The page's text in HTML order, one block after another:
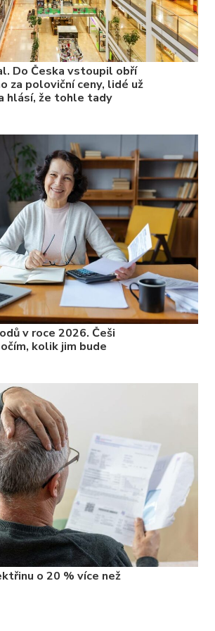
Do Česka vstoupil obří
za poloviční ceny, lidé už
hlásí, že tohle tady
v roce 2026. Češi
kolik jim bude
o 20 % více než